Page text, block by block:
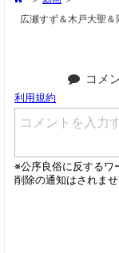
広瀬すず＆木戸大聖
コメ